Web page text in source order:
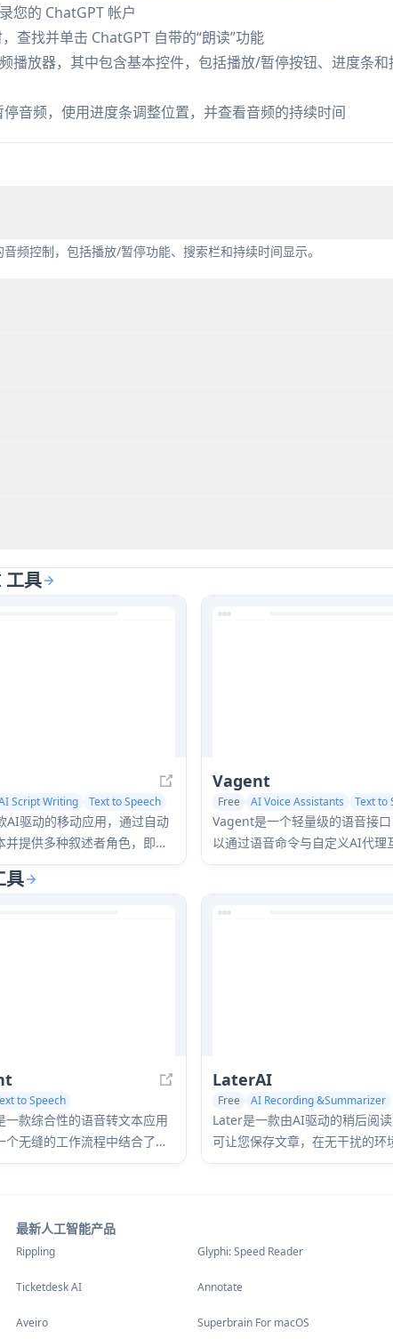
您的 ChatGPT 帐户
查找并单击 ChatGPT 自带的“朗读”功能
播放器，其中包含基本控件，包括播放/暂停按钮、进度条和
音频，使用进度条调整位置，并查看音频的持续时间
频控制，包括播放/暂停功能、搜索栏和持续时间显示。
具
Script Writing Text to Speech
AI驱动的移动应用，通过自动
并提供多种叙述者角色，即时
语音旁白和背景音乐。
Vagent
Free AI Voice Assistants Text to
Vagent是一个轻量级的语音接
以通过语音命令与自定义AI代理
了一种自然和直观的方式来控制
具
to Speech
Editing
款综合性的语音转文本应用
个无缝的工作流程中结合了语
强、翻译和文本转语音功能。
LaterAI
Free
AI Recording &Summarizer
Text to Speech
Later是一款由AI驱动的稍后阅
可让您保存文章，在无干扰的环
章，并使用自然发声的AI语音收
最新人工智能产品
Rippling Glyphi: Speed Reader
Ticketdesk AI Annotate
Aveiro Superbrain For macOS